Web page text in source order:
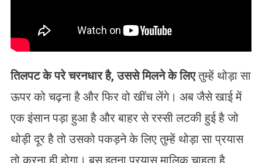
तिलपट के परे चरनधार है, उससे मिलने के लिएतुम्हें थोड़ा सा
ऊपर को चढ़ना है और फिर वो खींच लेंगे। अब जैसे खाई में
एक इंसान पड़ा हुआ है और बाहर से रस्सी लटकी हुई है जो
थोड़ी दूर है तो उसको पकड़ने के लिए तुम्हें थोड़ा सा प्रयास
तो करना ही होगा। बस इतना प्रयास मालिक चाहता है,